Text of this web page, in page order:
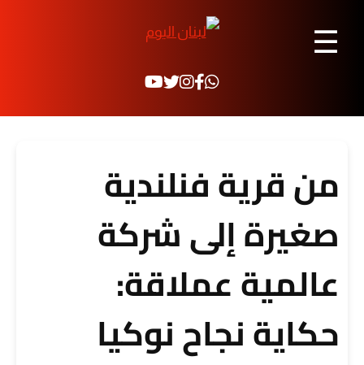
☰
من قرية فنلندية
صغيرة إلى شركة
عالمية عملاقة:
حكاية نجاح نوكيا